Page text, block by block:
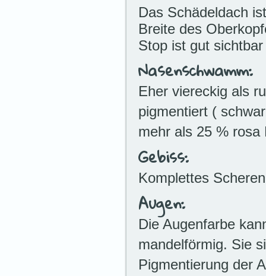
Das Schädeldach
Breite des
Stop ist gut
Nasenschwamm:
Eher viereckig als
pigmentiert (
mehr als 25 % rosa
Gebiss:
Komplettes
Augen:
Die Augenfarbe
mandelförmig. Sie
Pigmentierung der